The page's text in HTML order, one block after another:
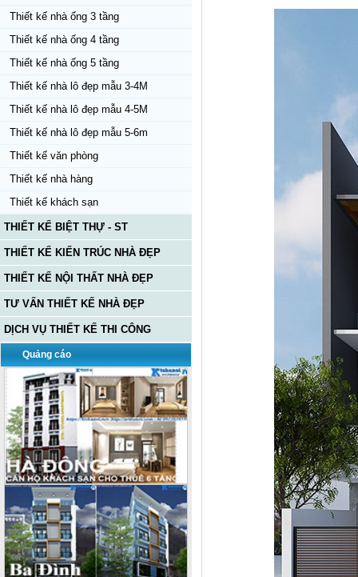
Thiết kế nhà ống 3 tầng
Thiết kế nhà ống 4 tầng
Thiết kế nhà ống 5 tầng
Thiết kế nhà lô đẹp mẫu 3-4M
Thiết kế nhà lô đẹp mẫu 4-5M
Thiết kế nhà lô đẹp mẫu 5-6m
Thiết kế văn phòng
Thiết kế nhà hàng
Thiết kế khách sạn
THIẾT KẾ BIỆT THỰ - ST
THIẾT KẾ KIẾN TRÚC NHÀ ĐẸP
THIẾT KẾ NỘI THẤT NHÀ ĐẸP
TƯ VẤN THIẾT KẾ NHÀ ĐẸP
DỊCH VỤ THIẾT KẾ THI CÔNG
Quảng cáo